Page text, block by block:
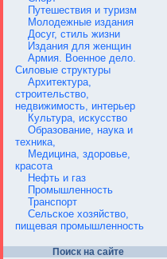
Путешествия и туризм
Молодежные издания
Досуг, стиль жизни
Издания для женщин
Армия. Военное дело.
Силовые структуры
Архитектура,
строительство,
недвижимость, интерьер
Культура, искусство
Образование, наука и
техника,
Медицина, здоровье,
красота
Нефть и газ
Промышленность
Транспорт
Сельское хозяйство,
пищевая промышленность
Поиск на сайте